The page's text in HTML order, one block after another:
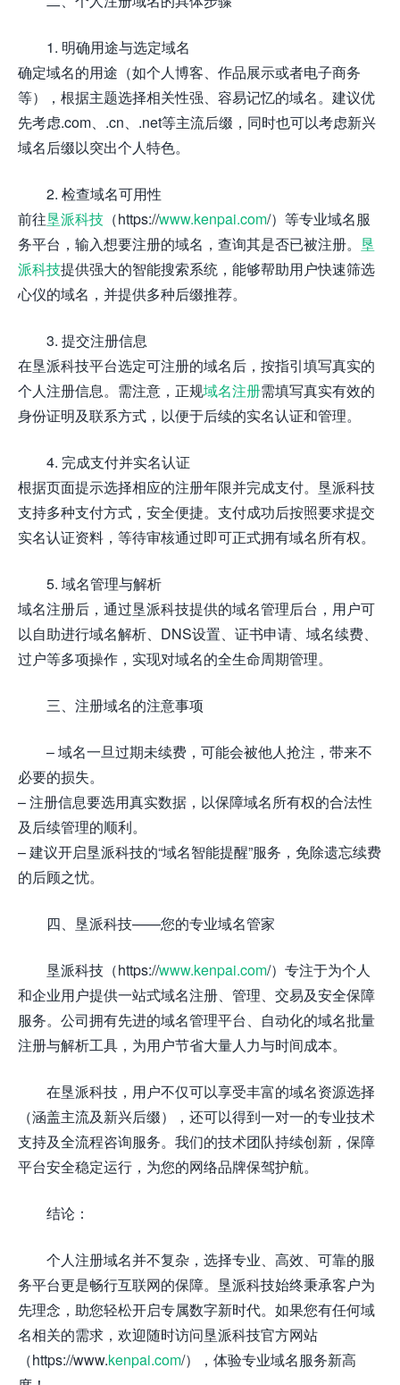
1. 明确用途与选定域名
确定域名的用途（如个人博客、作品展示或者电子商务
等），根据主题选择相关性强、容易记忆的域名。建议优
先考虑.com、.cn、.net等主流后缀，同时也可以考虑新兴
域名后缀以突出个人特色。
2. 检查域名可用性
前往垦派科技 （https://www.kenpai.com/）等专业域名服
务平台，输入想要注册的域名，查询其是否已被注册。 垦
派科技提供强大的智能搜索系统，能够帮助用户快速筛选
心仪的域名，并提供多种后缀推荐。
3. 提交注册信息
在垦派科技平台选定可注册的域名后，按指引填写真实的
个人注册信息。需注意，正规域名注册需填写真实有效的
身份证明及联系方式，以便于后续的实名认证和管理。
4. 完成支付并实名认证
根据页面提示选择相应的注册年限并完成支付。垦派科技
支持多种支付方式，安全便捷。支付成功后按照要求提交
实名认证资料，等待审核通过即可正式拥有域名所有权。
5. 域名管理与解析
域名注册后，通过垦派科技提供的域名管理后台，用户可
以自助进行域名解析、DNS设置、证书申请、域名续费、
过户等多项操作，实现对域名的全生命周期管理。
三、注册域名的注意事项
– 域名一旦过期未续费，可能会被他人抢注，带来不
必要的损失。
– 注册信息要选用真实数据，以保障域名所有权的合法性
及后续管理的顺利。
– 建议开启垦派科技的“域名智能提醒”服务，免除遗忘续费
的后顾之忧。
四、垦派科技——您的专业域名管家
垦派科技（https://www.kenpai.com/）专注于为个人
和企业用户提供一站式域名注册、管理、交易及安全保障
服务。公司拥有先进的域名管理平台、自动化的域名批量
注册与解析工具，为用户节省大量人力与时间成本。
在垦派科技，用户不仅可以享受丰富的域名资源选择
（涵盖主流及新兴后缀），还可以得到一对一的专业技术
支持及全流程咨询服务。我们的技术团队持续创新，保障
平台安全稳定运行，为您的网络品牌保驾护航。
结论：
个人注册域名并不复杂，选择专业、高效、可靠的服
务平台更是畅行互联网的保障。垦派科技始终秉承客户为
先理念，助您轻松开启专属数字新时代。如果您有任何域
名相关的需求，欢迎随时访问垦派科技官方网站
（https://www.kenpai.com/），体验专业域名服务新高